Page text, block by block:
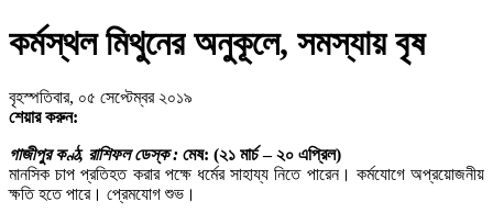
কর্মস্থল মিথুনের অনুকূলে, সমস্যায় বৃষ
বৃহস্পতিবার, ০৫ সেপ্টেম্বর ২০১৯
শেয়ার করুন:
গাজীপুর কণ্ঠ, রাশিফল ডেস্ক : মেষ: (২১ মার্চ – ২০ এপ্রিল)
মানসিক চাপ প্রতিহত করার পক্ষে ধর্মের সাহায্য নিতে পারেন। কর্মযোগে অপ্রয়োজনীয়
ক্ষতি হতে পারে। প্রেমযোগ শুভ।